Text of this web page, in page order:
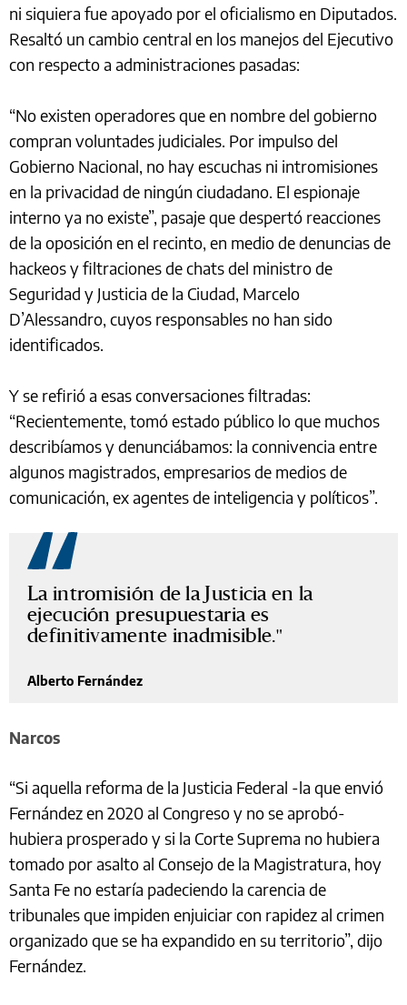
ni siquiera fue apoyado por el oficialismo en Diputados.
Resaltó un cambio central en los manejos del Ejecutivo
con respecto a administraciones pasadas:
“No existen operadores que en nombre del gobierno
compran voluntades judiciales. Por impulso del
Gobierno Nacional, no hay escuchas ni intromisiones
en la privacidad de ningún ciudadano. El espionaje
interno ya no existe”, pasaje que despertó reacciones
de la oposición en el recinto, en medio de denuncias de
hackeos y filtraciones de chats del ministro de
Seguridad y Justicia de la Ciudad, Marcelo
D’Alessandro, cuyos responsables no han sido
identificados.
Y se refirió a esas conversaciones filtradas:
“Recientemente, tomó estado público lo que muchos
describíamos y denunciábamos: la connivencia entre
algunos magistrados, empresarios de medios de
comunicación, ex agentes de inteligencia y políticos”.
La intromisión de la Justicia en la
ejecución presupuestaria es
definitivamente inadmisible.
Alberto Fernández
Narcos
“Si aquella reforma de la Justicia Federal -la que envió
Fernández en 2020 al Congreso y no se aprobó-
hubiera prosperado y si la Corte Suprema no hubiera
tomado por asalto al Consejo de la Magistratura, hoy
Santa Fe no estaría padeciendo la carencia de
tribunales que impiden enjuiciar con rapidez al crimen
organizado que se ha expandido en su territorio”, dijo
Fernández.